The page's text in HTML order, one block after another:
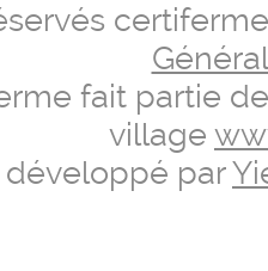
fait partie
village
développé par